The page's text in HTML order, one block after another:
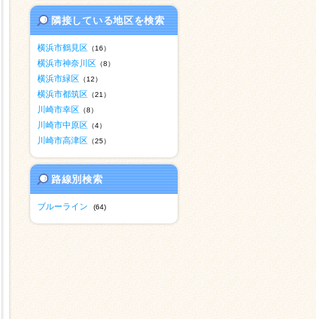
隣接している地区を検索
横浜市鶴見区 （16）
横浜市神奈川区 （8）
横浜市緑区 （12）
横浜市都筑区 （21）
川崎市幸区 （8）
川崎市中原区 （4）
川崎市高津区 （25）
路線別検索
ブルーライン (64)